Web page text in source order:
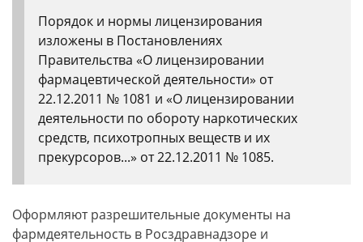
Порядок и нормы лицензирования
изложены в Постановлениях
Правительства «О лицензировании
фармацевтической деятельности» от
22.12.2011 № 1081 и «О лицензировании
деятельности по обороту наркотических
средств, психотропных веществ и их
прекурсоров...» от 22.12.2011 № 1085.
Оформляют разрешительные документы на
фармдеятельность в Росздравнадзоре и